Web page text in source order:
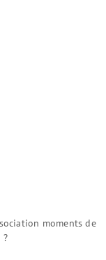
moments de
?